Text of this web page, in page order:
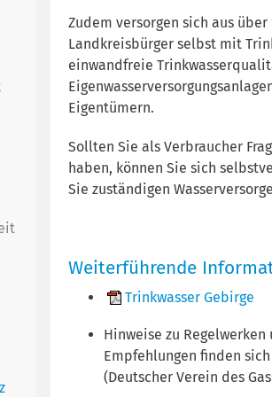
Zudem versorgen sich aus
Landkreisbürger selbst mit
einwandfreie
Eigentümern.
Sollten Sie als Verbraucher
haben, können Sie sich
Sie zuständigen
Weiterführende
Trinkwasser Gebirge
Hinweise zu
Empfehlungen finden
(Deutscher Verein des